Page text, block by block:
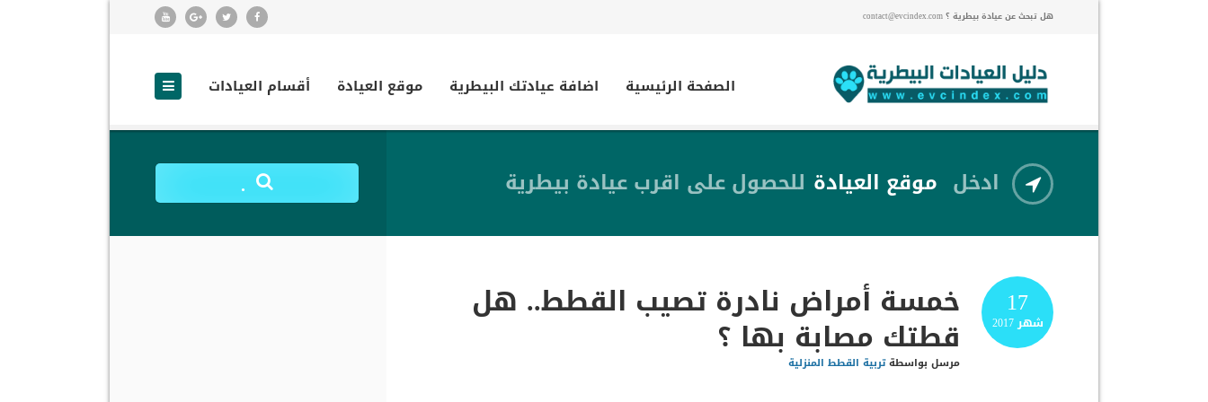
هل تبحث عن عيادة بيطرية ؟ contact@evcindex.com
الصفحة الرئيسية اضافة عيادتك البيطرية موقع العيادة أقسام العيادات
ادخل موقع العيادة للحصول على اقرب عيادة بيطرية .
17
شهر2017 خمسة أمراض نادرة تصيب القطط.. هل
قطتك مصابة بها ؟
مرسل بواسطةتربية القطط المنزلية